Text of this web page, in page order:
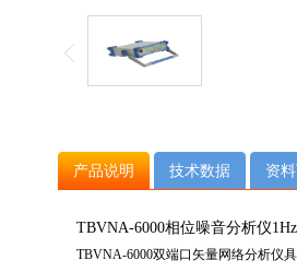
产品说明 技术数据 资
TBVNA-6000相位噪音分析仪
TBVNA-6000双端口矢量网络分析仪